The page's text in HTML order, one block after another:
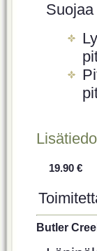
19.90 €
Butler